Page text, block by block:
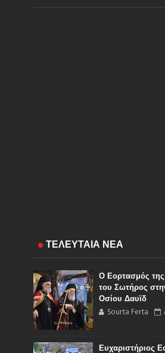
ΤΕΛΕΥΤΑΙΑ ΝΕΑ
Ο Εορτασμός
του Σωτήρος
Οσίου Δαυϊδ
Sourta Ferta
Ευχαριστήριος